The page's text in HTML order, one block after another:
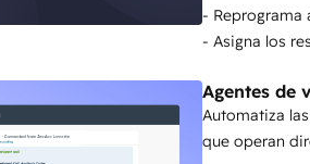
- Reprograma
- Asigna los
Agentes de
Automatiza
que operan